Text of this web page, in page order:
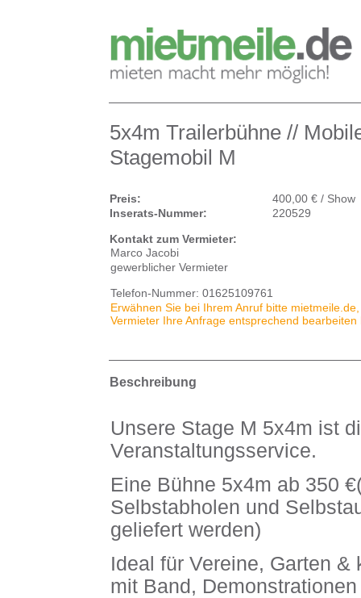
5x4m Trailerbühne //
Stagemobil M
Preis:
400,00 € / Show
Inserats-Nummer:
220529
Kontakt zum Vermieter:
Marco Jacobi
gewerblicher Vermieter
Telefon-Nummer: 01625109761
Erwähnen Sie bei Ihrem Anruf bitte
Vermieter Ihre Anfrage entsprechend bearbeiten
Beschreibung
Unsere Stage M 5x4m ist
Veranstaltungsservice.
Eine Bühne 5x4m ab 350
Selbstabholen und
geliefert werden)
Ideal für Vereine, Garten
mit Band,